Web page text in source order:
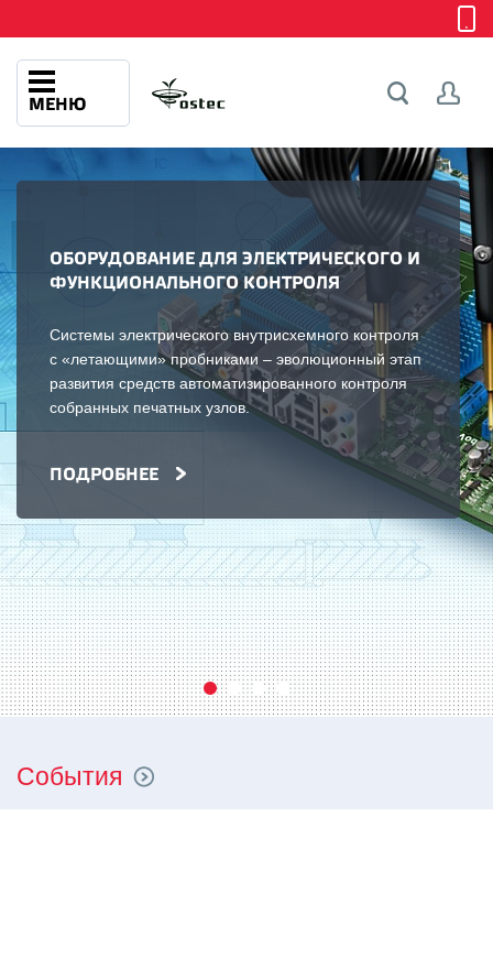
МЕНЮ
ОБОРУДОВАНИЕ ДЛЯ ЭЛЕКТРИЧЕСКОГО И
ФУНКЦИОНАЛЬНОГО КОНТРОЛЯ
Системы электрического внутрисхемного контроля
с «летающими» пробниками – эволюционный этап
развития средств автоматизированного контроля
собранных печатных узлов.
ПОДРОБНЕЕ
События